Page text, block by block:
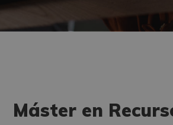
Máster en